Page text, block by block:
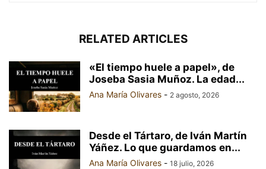
RELATED ARTICLES
«El tiempo huele a papel», de
Joseba Sasia Muñoz. La edad...
Ana María Olivares - 2 agosto, 2026
Desde el Tártaro, de Iván Martín
Yáñez. Lo que guardamos en...
Ana María Olivares - 18 julio, 2026